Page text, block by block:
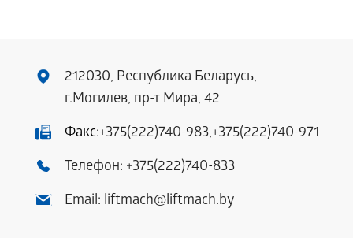
212030, Республика Беларусь,
г.Могилев, пр-т Мира, 42
Факс:+375(222)740-983,+375(222)740-971
Телефон: +375(222)740-833
Email: liftmach@liftmach.by